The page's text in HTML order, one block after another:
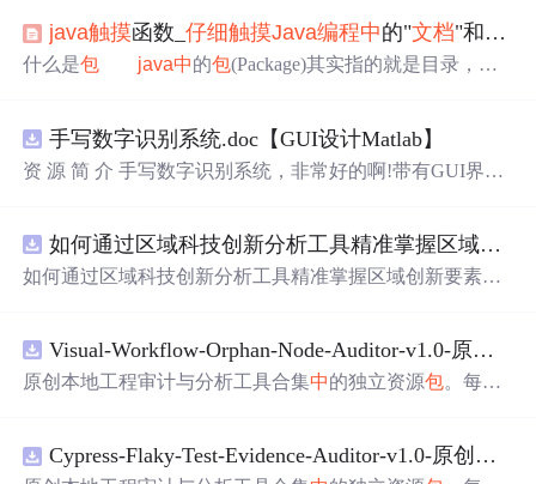
java触摸函数_仔细触摸Java编程中的"文档"和" 包
什么是包 java中的包(Package)其实指的就是目录，它
某个包中的类，用import关键字来标明即可。比如： im
portjava .util. date=new Date 提示：importjava
手写数字识别系统.doc【GUI设计Matlab】
资 源 简 介 手写数字识别系统，非常好的啊!带有GUI界
带有直观的图形用户界面（GUI），非常容易使用。你只
需要将手写数字输入系统，它将立即给出准确的识别结
是一个非常方便和实用的工具，你一定会喜欢它的！
如何通过区域科技创新分析工具精准掌握区域创新要素分布与产业链融合现状？.docx
如何通过区域科技创新分析工具精准掌握区域创新要素分
Visual-Workflow-Orphan-Node-Auditor-v1.0-原创源码与
原创本地工程审计与分析工具合集中的独立资源包。每个
README、运行说明、功能清单、MIT License及原创与授
Cypress-Flaky-Test-Evidence-Auditor-v1.0-原创源码与